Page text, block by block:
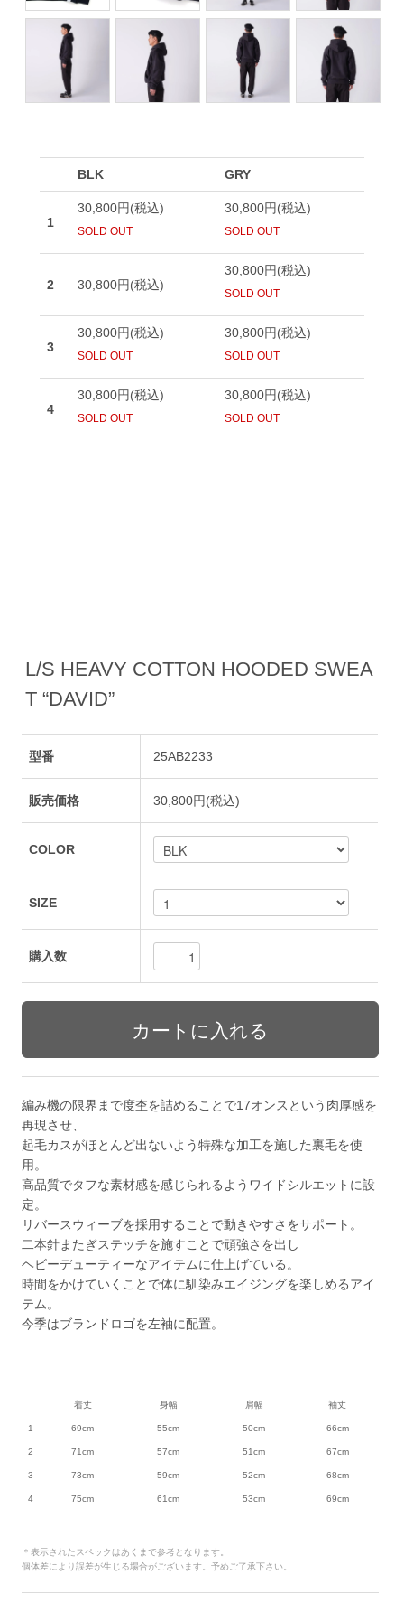
L/S HEAVY COTTON HOODED SWEA
T “DAVID”
型番 25AB2233
販売価格 30,800円(税込)
COLOR
SIZE
購入数
編み機の限界まで度杢を詰めることで17オンスという肉厚感を
再現させ、
起毛カスがほとんど出ないよう特殊な加工を施した裏毛を使
用。
高品質でタフな素材感を感じられるようワイドシルエットに設
定。
リバースウィーブを採用することで動きやすさをサポート。
二本針またぎステッチを施すことで頑強さを出し
ヘビーデューティーなアイテムに仕上げている。
時間をかけていくことで体に馴染みエイジングを楽しめるアイ
テム。
今季はブランドロゴを左袖に配置。
着丈 身幅 肩幅 袖丈
1 69cm 55cm 50cm 66cm
2 71cm 57cm 51cm 67cm
3 73cm 59cm 52cm 68cm
4 75cm 61cm 53cm 69cm
＊表示されたスペックはあくまで参考となります。
個体差により誤差が生じる場合がございます。予めご了承下さい。